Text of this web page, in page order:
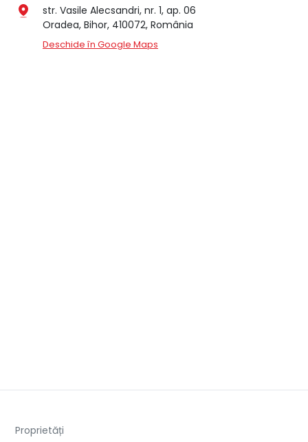
str. Vasile Alecsandri, nr. 1, ap. 06
Oradea, Bihor, 410072, România
Deschide în Google Maps
Proprietăți